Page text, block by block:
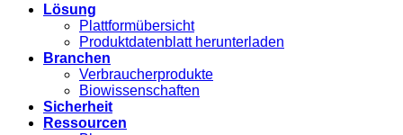
Lösung
Plattformübersicht
Produktdatenblatt herunterladen
Branchen
Verbraucherprodukte
Biowissenschaften
Sicherheit
Ressourcen